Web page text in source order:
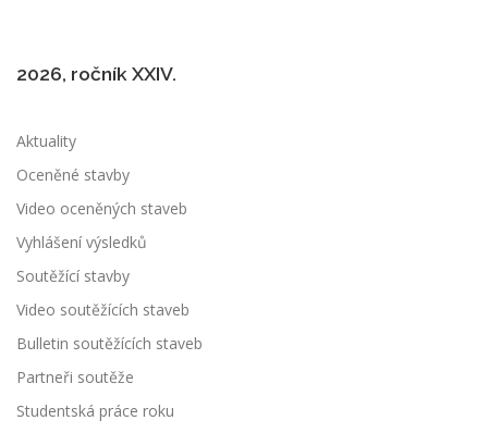
2026, ročník XXIV.
Aktuality
Oceněné stavby
Video oceněných staveb
Vyhlášení výsledků
Soutěžící stavby
Video soutěžících staveb
Bulletin soutěžících staveb
Partneři soutěže
Studentská práce roku